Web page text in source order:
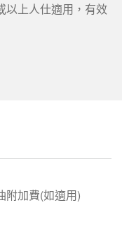
以上人仕適用，有效
附加費(如適用)